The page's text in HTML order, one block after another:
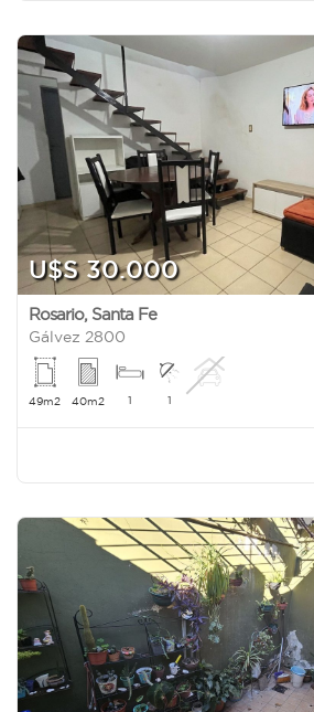
U$S 30.000
Rosario, Santa Fe
Gálvez 2800
49m2 40m2 1 1